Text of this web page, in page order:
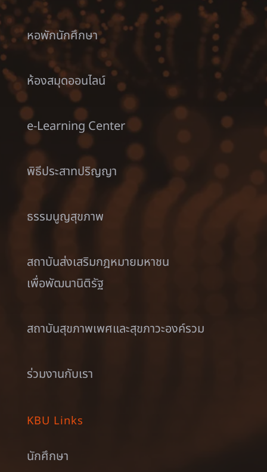
หอพักนักศึกษา
ห้องสมุดออนไลน์
e-Learning Center
พิธีประสาทปริญญา
ธรรมนูญสุขภาพ
สถาบันส่งเสริมกฎหมายมหาชน
เพื่อพัฒนานิติรัฐ
สถาบันสุขภาพเพศและสุขภาวะองค์รวม
ร่วมงานกับเรา
KBU Links
นักศึกษา